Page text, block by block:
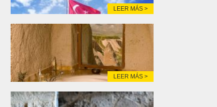
LEER MÁS >
LEER MÁS >